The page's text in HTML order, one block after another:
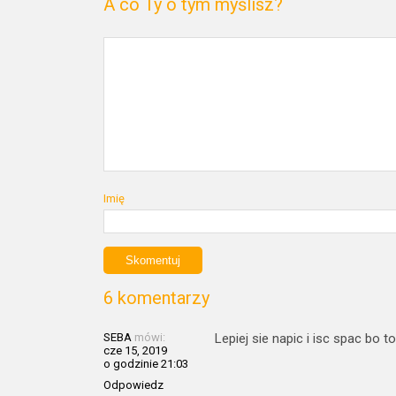
Imię
6 komentarzy
SEBA mówi:
cze 15, 2019
o godzinie 21:03
Odpowiedz
Lepiej sie napic i isc spac bo